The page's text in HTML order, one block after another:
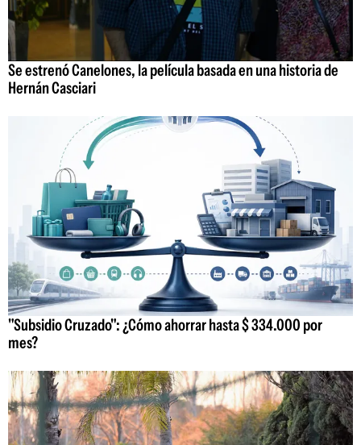
Se estrenó Canelones, la película basada en una historia de
Hernán Casciari
"Subsidio Cruzado": ¿Cómo ahorrar hasta $ 334.000 por
mes?